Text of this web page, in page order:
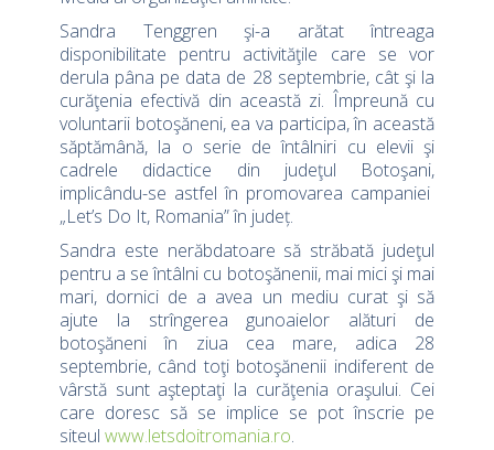
Sandra Tenggren şi-a arătat întreaga
disponibilitate pentru activităţile care se vor
derula pâna pe data de 28 septembrie, cât şi la
curăţenia efectivă din această zi. Împreună cu
voluntarii botoşăneni, ea va participa, în această
săptămână, la o serie de întâlniri cu elevii şi
cadrele didactice din judeţul Botoşani,
implicându-se astfel în promovarea campaniei
„Let’s Do It, Romania” în județ.
Sandra este nerăbdatoare să străbată judeţul
pentru a se întâlni cu botoşănenii, mai mici şi mai
mari, dornici de a avea un mediu curat şi să
ajute la strîngerea gunoaielor alături de
botoşăneni în ziua cea mare, adica 28
septembrie, când toţi botoşănenii indiferent de
vârstă sunt aşteptaţi la curăţenia oraşului. Cei
care doresc să se implice se pot înscrie pe
siteul www.letsdoitromania.ro.